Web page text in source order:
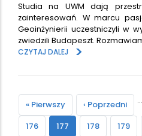
Studia na UWM dają
zainteresowań. W marcu
Geoinżynierii uczestniczyli w
zwiedzili Budapeszt.
CZYTAJ DALEJ
>
Paginacja
First
page
« Pierwszy
Previous
page
‹ Poprzedni …
Strona
176 Bieżąca
177 Strona
178 Strona
179